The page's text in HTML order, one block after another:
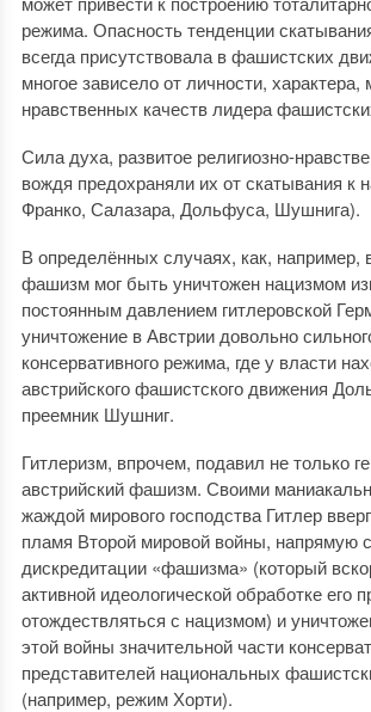
режима. Опасность тенденции
всегда присутствовала в фашистских
многое зависело от личности, характера,
нравственных качеств лидера
Сила духа, развитое религиозно-
вождя предохраняли их от скатывания к
Франко, Салазара, Дольфуса, Шушнига).
В определённых случаях, как, например,
фашизм мог быть уничтожен нацизмом
постоянным давлением гитлеровской
уничтожение в Австрии довольно
консервативного режима, где у власти
австрийского фашистского движения
преемник Шушниг.
Гитлеризм, впрочем, подавил не только
австрийский фашизм. Своими
жаждой мирового господства Гитлер
пламя Второй мировой войны, напрямую
дискредитации «фашизма» (который
активной идеологической обработке его
отождествляться с нацизмом) и
этой войны значительной части
представителей национальных
(например, режим Хорти).